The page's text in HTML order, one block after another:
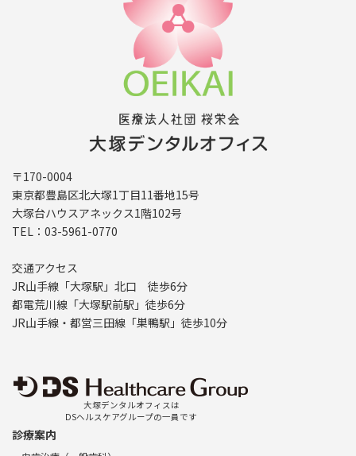
〒170-0004
東京都豊島区北大塚1丁目11番地15号
大塚台ハウスアネックス1階102号
TEL：03-5961-0770
交通アクセス
JR山手線「大塚駅」北口 徒歩6分
都電荒川線「大塚駅前駅」徒歩6分
JR山手線・都営三田線「巣鴨駅」徒歩10分
大塚デンタルオフィスは
DSヘルスケアグループの一員です
診療案内